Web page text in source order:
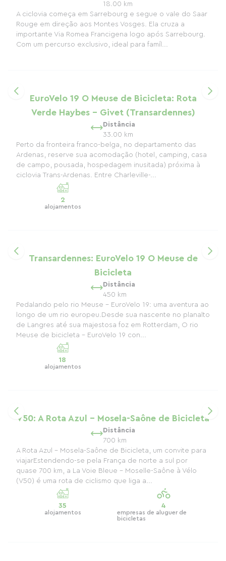
18.00 km
A ciclovia começa em Sarrebourg e segue o vale do Saar
Rouge em direção aos Montes Vosges. Ela cruza a
importante Via Romea Francigena logo após Sarrebourg.
Com um percurso exclusivo, ideal para famíl...
EuroVelo 19 O Meuse de Bicicleta: Rota
Verde Haybes - Givet (Transardennes)
Distância
33.00 km
Perto da fronteira franco-belga, no departamento das
Ardenas, reserve sua acomodação (hotel, camping, casa
de campo, pousada, hospedagem inusitada) próxima à
ciclovia Trans-Ardenas. Entre Charleville-...
2
alojamentos
Transardennes: EuroVelo 19 O Meuse de
Bicicleta
Distância
450 km
Pedalando pelo rio Meuse – EuroVelo 19: uma aventura ao
longo de um rio europeu.Desde sua nascente no planalto
de Langres até sua majestosa foz em Rotterdam, O rio
Meuse de bicicleta – EuroVelo 19 con...
18
alojamentos
V50: A Rota Azul - Mosela-Saône de Bicicleta
Distância
700 km
A Rota Azul – Mosela-Saône de Bicicleta, um convite para
viajarEstendendo-se pela França de norte a sul por
quase 700 km, a La Voie Bleue – Moselle-Saône à Vélo
(V50) é uma rota de ciclismo que liga a...
35
alojamentos
4
empresas de aluguer de
bicicletas